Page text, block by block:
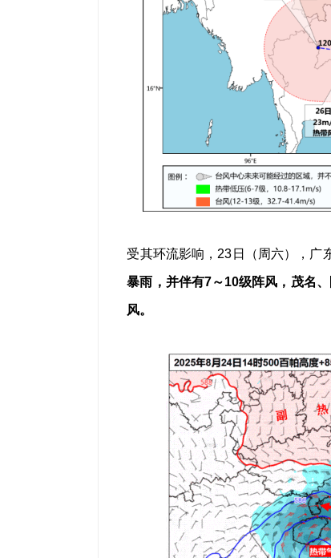
受其环流影响，23日（周六），广
暴雨，并伴有7～10级阵风，茂名
风。